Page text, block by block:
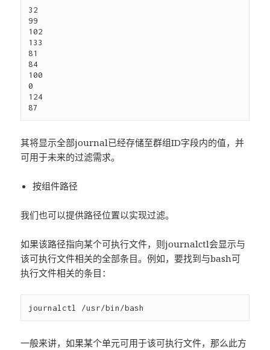
32
99
102
133
81
84
100
0
124
其将显示全部journal已经存储至群组ID字段内的值，并
可用于未来的过滤需求。
按组件路径
我们也可以提供路径位置以实现过滤。
如果该路径指向某个可执行文件，则journalctl会显示与
该可执行文件相关的全部条目。例如，要找到与bash可
执行文件相关的条目：
一般来讲，如果某个单元可用于该可执行文件，那么此方